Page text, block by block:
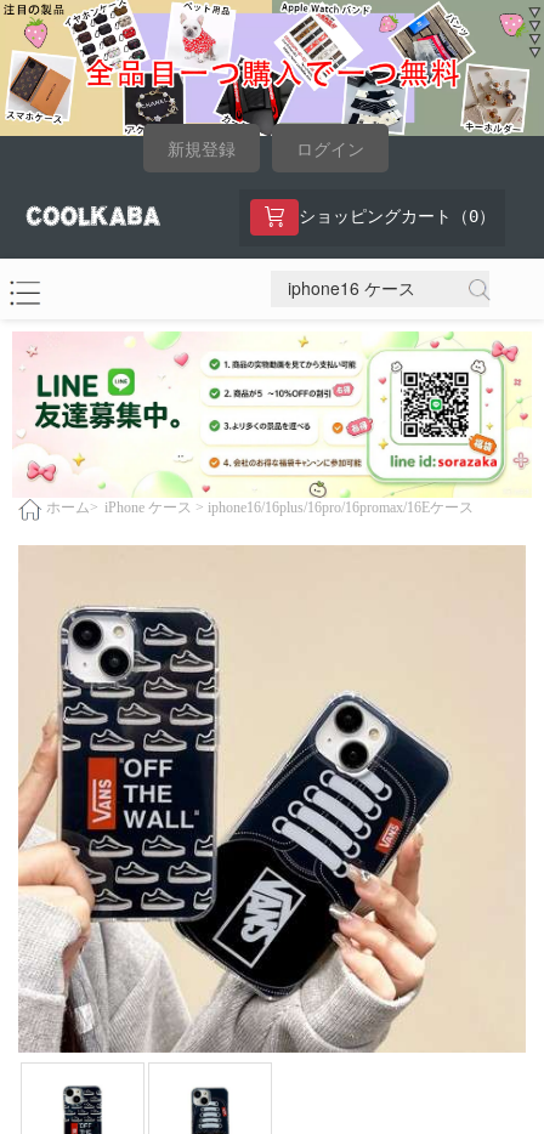
新規登録 ログイン
ショッピングカート（ 0）
ホーム> iPhone ケース > iphone16/16plus/16pro/16promax/16Eケース